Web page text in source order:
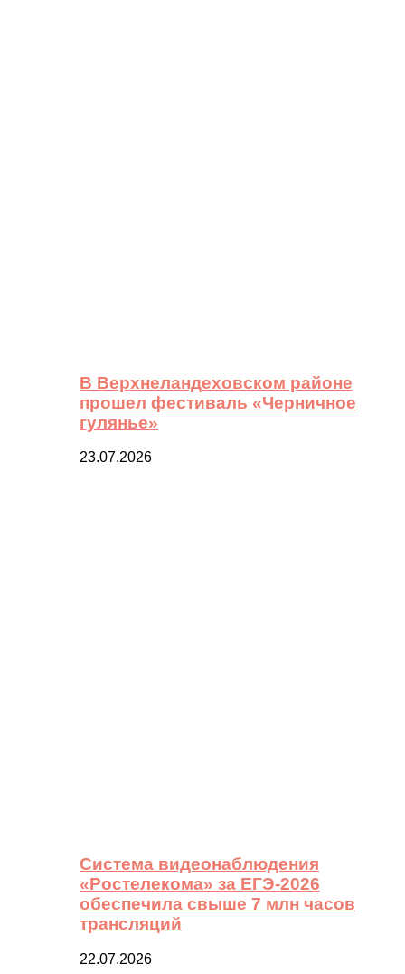
В Верхнеландеховском районе
прошел фестиваль «Черничное
гулянье»
23.07.2026
Система видеонаблюдения
«Ростелекома» за ЕГЭ-2026
обеспечила свыше 7 млн часов
трансляций
22.07.2026